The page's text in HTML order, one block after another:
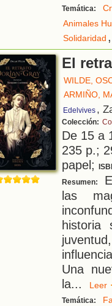
Temática:
Animales
Solidaridad ,
El
WILDE,
ARMIÑO,
Edelvives ,
Colección:
De 15 a
235 p.;
papel;
Resumen:
las
historia
Una
la...
Temática: